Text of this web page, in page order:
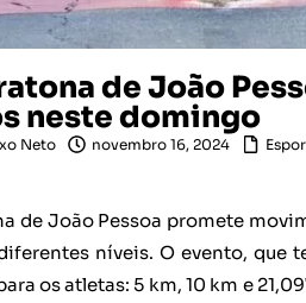
de João
neste domingo
Neto novembro 16, 2024
de João Pessoa promete
níveis. O evento, que
os atletas: 5 km, 10 km e